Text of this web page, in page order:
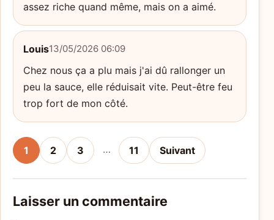
assez riche quand même, mais on a aimé.
Louis13/05/2026 06:09
Chez nous ça a plu mais j'ai dû rallonger un
peu la sauce, elle réduisait vite. Peut-être feu
trop fort de mon côté.
1 2 3 … 11 Suivant
Laisser un commentaire